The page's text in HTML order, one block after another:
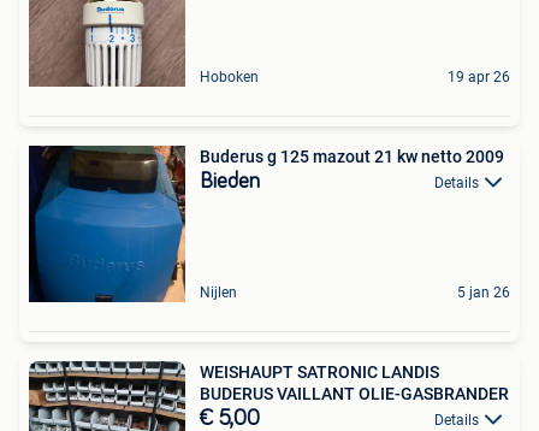
Hoboken 19 apr 26
Buderus g 125 mazout 21 kw netto 2009
Bieden Details
Nijlen 5 jan 26
WEISHAUPT SATRONIC LANDIS
BUDERUS VAILLANT OLIE-GASBRANDER
€ 5,00 Details